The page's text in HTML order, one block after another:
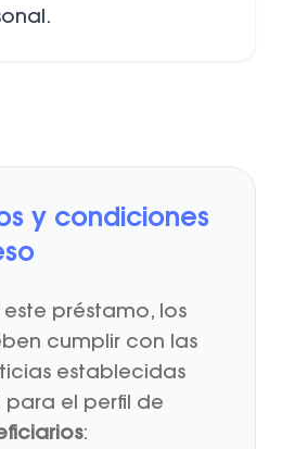
y condiciones
préstamo, los
cumplir con las
establecidas
el perfil de
: